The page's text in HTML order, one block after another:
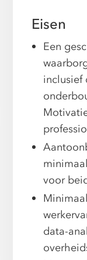
Eisen
Een
inclusief
voor
data-